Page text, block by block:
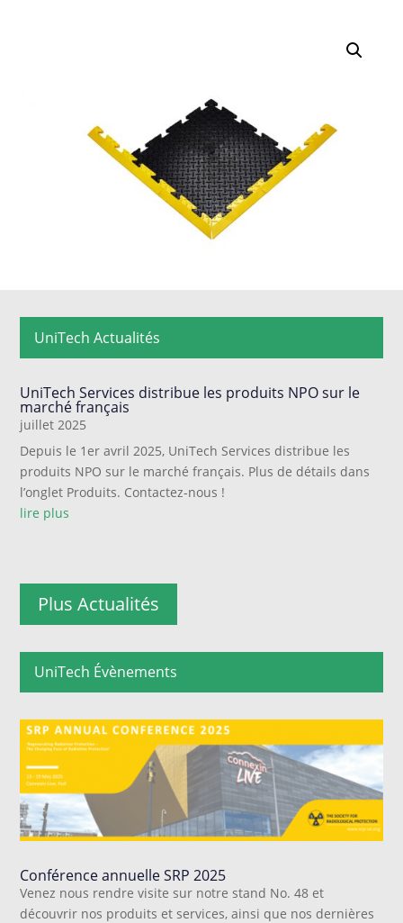
UniTech Actualités
UniTech Services distribue les produits NPO sur le
marché français
juillet 2025
Depuis le 1er avril 2025, UniTech Services distribue les
produits NPO sur le marché français. Plus de détails dans
l’onglet Produits. Contactez-nous !
lire plus
Plus Actualités
UniTech Évènements
Conférence annuelle SRP 2025
Venez nous rendre visite sur notre stand No. 48 et
découvrir nos produits et services, ainsi que nos dernières